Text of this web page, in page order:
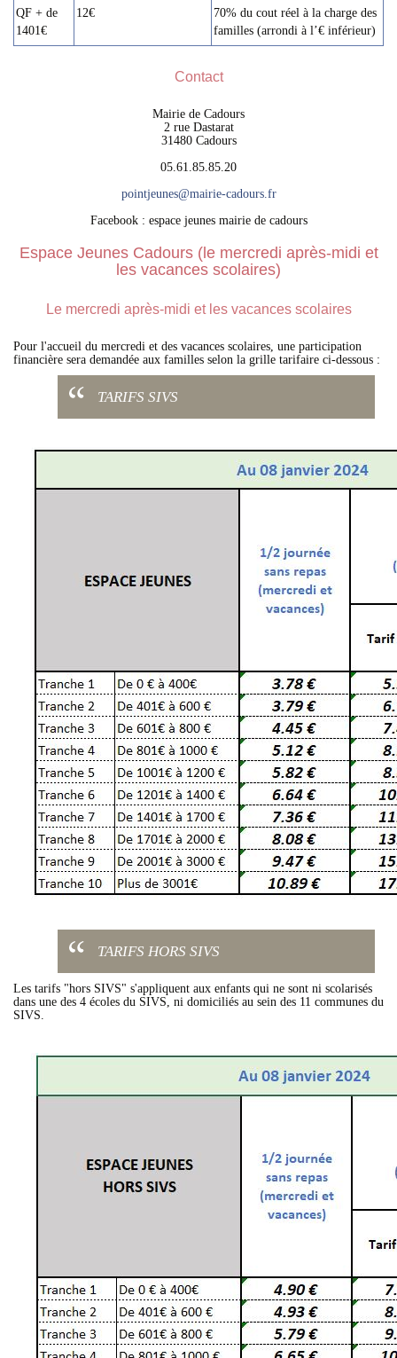
QF + de
1401€
12€
70% du cout réel à la charge des
familles (arrondi à l’€ inférieur)
Contact
Mairie de Cadours
2 rue Dastarat
31480 Cadours
05.61.85.85.20
pointjeunes@mairie-cadours.fr
Facebook : espace jeunes mairie de cadours
Espace Jeunes Cadours (le mercredi après-midi et
les vacances scolaires)
Le mercredi après-midi et les vacances scolaires
Pour l'accueil du mercredi et des vacances scolaires, une participation
financière sera demandée aux familles selon la grille tarifaire ci-dessous :
TARIFS SIVS
TARIFS HORS SIVS
Les tarifs "hors SIVS" s'appliquent aux enfants qui ne sont ni scolarisés
dans une des 4 écoles du SIVS, ni domiciliés au sein des 11 communes du
SIVS.